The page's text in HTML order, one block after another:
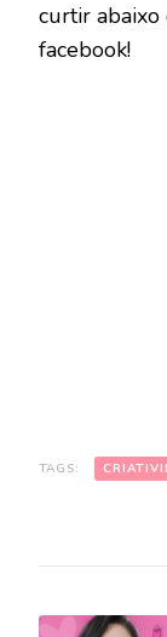
curtir abaixo
facebook!
TAGS: